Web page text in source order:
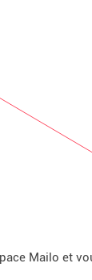
Mailo et